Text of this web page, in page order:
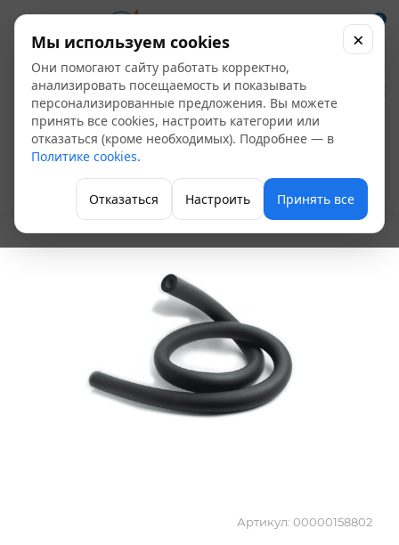
0
Изоляция K-FLEX ST
9*35 (трубка, 2 м)
(44шт в упаковке)
Теплоизоляция
Артикул: 00000158802
Мы используем cookies
Они помогают сайту работать корректно,
анализировать посещаемость и показывать
персонализированные предложения. Вы можете
принять все cookies, настроить категории или
отказаться (кроме необходимых). Подробнее — в
Политике cookies.
Отказаться Настроить Принять все
×